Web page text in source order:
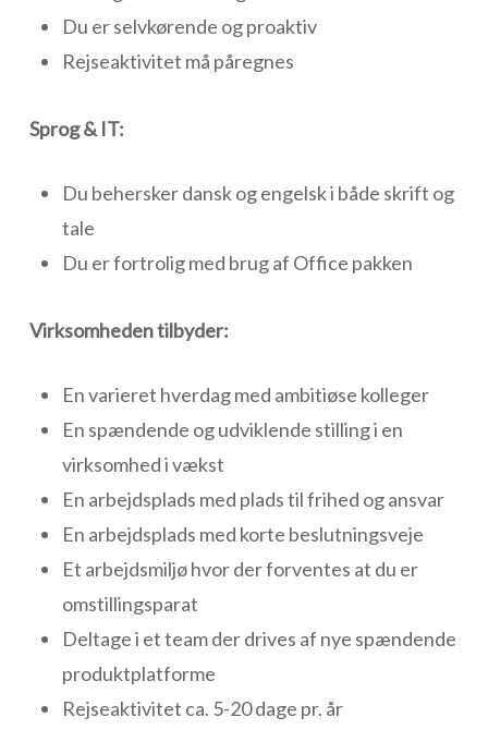
Du er selvkørende og proaktiv
Rejseaktivitet må påregnes
Sprog & IT:
Du behersker dansk og engelsk i både skrift og
tale
Du er fortrolig med brug af Office pakken
Virksomheden tilbyder:
En varieret hverdag med ambitiøse kolleger
En spændende og udviklende stilling i en
virksomhed i vækst
En arbejdsplads med plads til frihed og ansvar
En arbejdsplads med korte beslutningsveje
Et arbejdsmiljø hvor der forventes at du er
omstillingsparat
Deltage i et team der drives af nye spændende
produktplatforme
Rejseaktivitet ca. 5-20 dage pr. år